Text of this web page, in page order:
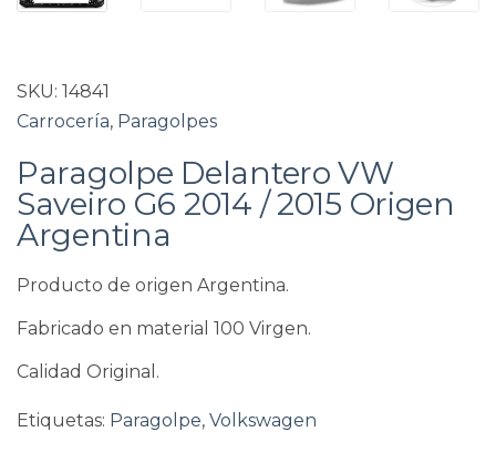
SKU: 14841
Carrocería, Paragolpes
Paragolpe Delantero VW
Saveiro G6 2014 / 2015 Origen
Argentina
Producto de origen Argentina.
Fabricado en material 100 Virgen.
Calidad Original.
Etiquetas: Paragolpe, Volkswagen